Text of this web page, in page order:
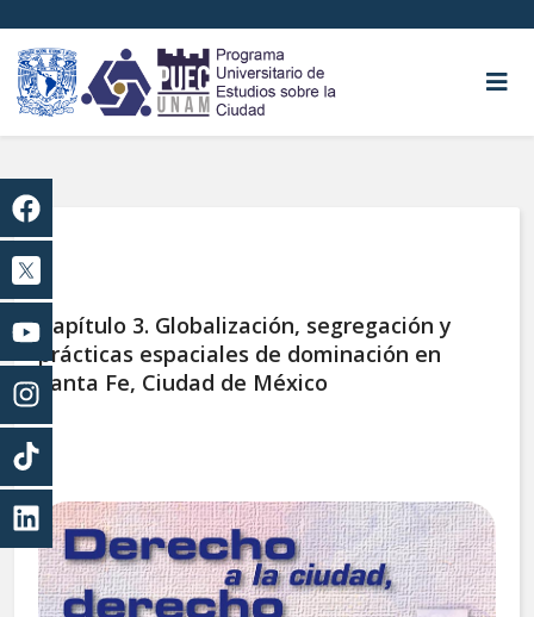
Capítulo 3. Globalización, segregación y
prácticas espaciales de dominación en
Santa Fe, Ciudad de México